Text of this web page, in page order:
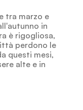
tra marzo e
in
è rigogliosa,
perdono le
questi mesi,
alte e in